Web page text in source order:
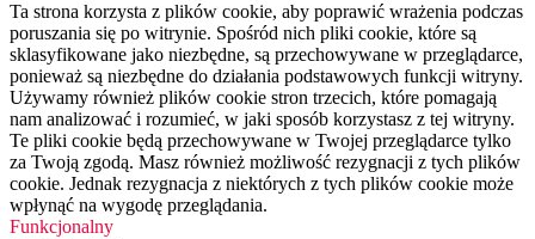
Ta strona korzysta z plików cookie, aby poprawić wrażenia podczas
poruszania się po witrynie. Spośród nich pliki cookie, które są
sklasyfikowane jako niezbędne, są przechowywane w przeglądarce,
ponieważ są niezbędne do działania podstawowych funkcji witryny.
Używamy również plików cookie stron trzecich, które pomagają
nam analizować i rozumieć, w jaki sposób korzystasz z tej witryny.
Te pliki cookie będą przechowywane w Twojej przeglądarce tylko
za Twoją zgodą. Masz również możliwość rezygnacji z tych plików
cookie. Jednak rezygnacja z niektórych z tych plików cookie może
wpłynąć na wygodę przeglądania.
Funkcjonalny